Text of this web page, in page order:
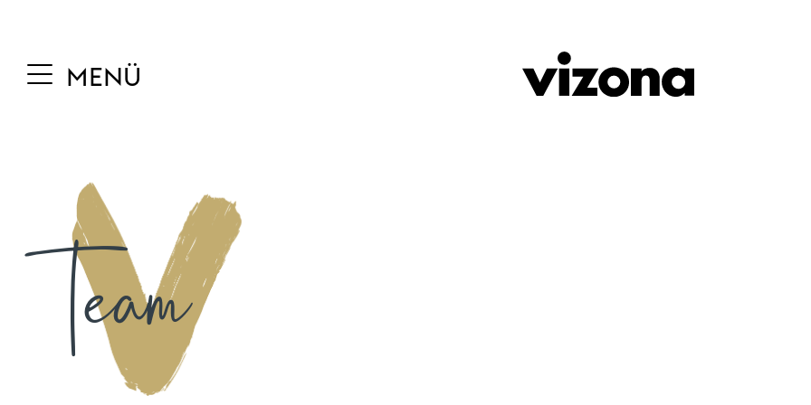
MENÜ
Team